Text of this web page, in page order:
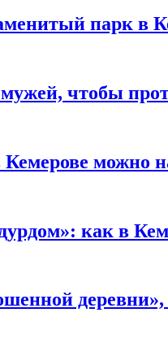
парк в
чтобы
можно
как в